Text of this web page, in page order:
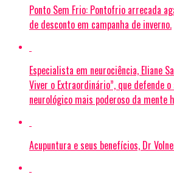
Ponto Sem Frio: Pontofrio arrecada
de desconto em campanha de inverno.
Especialista em neurociência, Eliane
Viver o Extraordinário”, que defende
neurológico mais poderoso da mente
Acupuntura e seus benefícios, Dr